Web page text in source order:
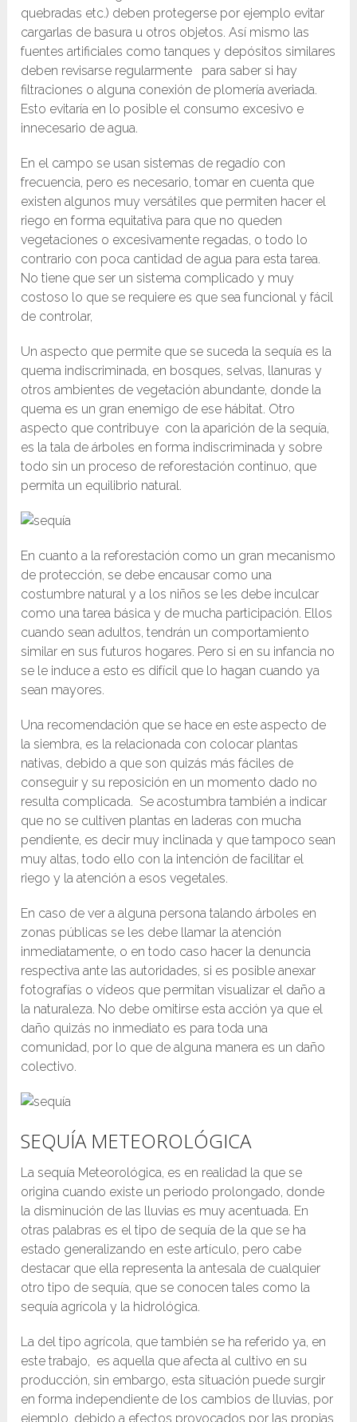
quebradas etc.) deben protegerse por ejemplo evitar
cargarlas de basura u otros objetos. Así mismo las
fuentes artificiales como tanques y depósitos similares
deben revisarse regularmente para saber si hay
filtraciones o alguna conexión de plomería averiada.
Esto evitaría en lo posible el consumo excesivo e
innecesario de agua.
En el campo se usan sistemas de regadío con
frecuencia, pero es necesario, tomar en cuenta que
existen algunos muy versátiles que permiten hacer el
riego en forma equitativa para que no queden
vegetaciones o excesivamente regadas, o todo lo
contrario con poca cantidad de agua para esta tarea.
No tiene que ser un sistema complicado y muy
costoso lo que se requiere es que sea funcional y fácil
de controlar,
Un aspecto que permite que se suceda la sequía es la
quema indiscriminada, en bosques, selvas, llanuras y
otros ambientes de vegetación abundante, donde la
quema es un gran enemigo de ese hábitat. Otro
aspecto que contribuye con la aparición de la sequía,
es la tala de árboles en forma indiscriminada y sobre
todo sin un proceso de reforestación continuo, que
permita un equilibrio natural.
En cuanto a la reforestación como un gran mecanismo
de protección, se debe encausar como una
costumbre natural y a los niños se les debe inculcar
como una tarea básica y de mucha participación. Ellos
cuando sean adultos, tendrán un comportamiento
similar en sus futuros hogares. Pero si en su infancia no
se le induce a esto es difícil que lo hagan cuando ya
sean mayores.
Una recomendación que se hace en este aspecto de
la siembra, es la relacionada con colocar plantas
nativas, debido a que son quizás más fáciles de
conseguir y su reposición en un momento dado no
resulta complicada. Se acostumbra también a indicar
que no se cultiven plantas en laderas con mucha
pendiente, es decir muy inclinada y que tampoco sean
muy altas, todo ello con la intención de facilitar el
riego y la atención a esos vegetales.
En caso de ver a alguna persona talando árboles en
zonas públicas se les debe llamar la atención
inmediatamente, o en todo caso hacer la denuncia
respectiva ante las autoridades, si es posible anexar
fotografías o vídeos que permitan visualizar el daño a
la naturaleza. No debe omitirse esta acción ya que el
daño quizás no inmediato es para toda una
comunidad, por lo que de alguna manera es un daño
colectivo.
SEQUÍA METEOROLÓGICA
La sequía Meteorológica, es en realidad la que se
origina cuando existe un periodo prolongado, donde
la disminución de las lluvias es muy acentuada. En
otras palabras es el tipo de sequía de la que se ha
estado generalizando en este artículo, pero cabe
destacar que ella representa la antesala de cualquier
otro tipo de sequía, que se conocen tales como la
sequía agrícola y la hidrológica.
La del tipo agrícola, que también se ha referido ya, en
este trabajo, es aquella que afecta al cultivo en su
producción, sin embargo, esta situación puede surgir
en forma independiente de los cambios de lluvias, por
ejemplo, debido a efectos provocados por las propias